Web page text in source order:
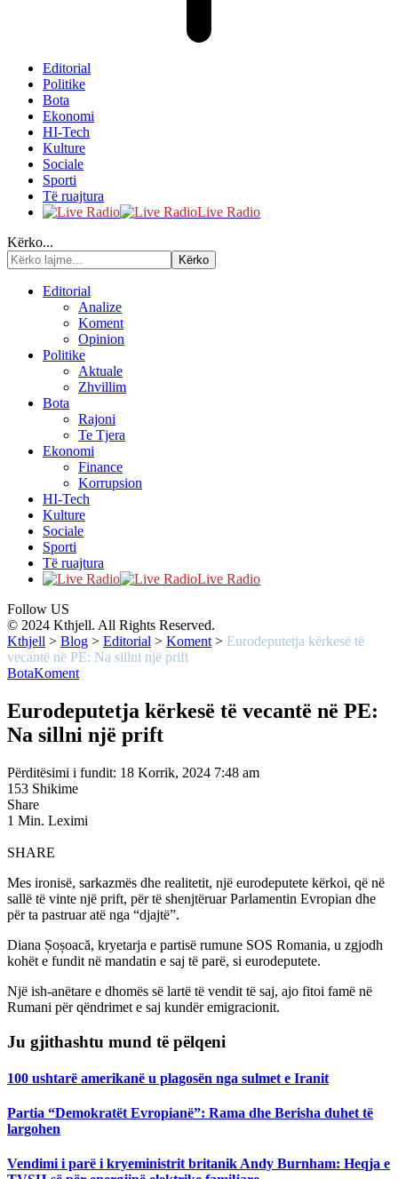
Editorial
Politike
Bota
Ekonomi
HI-Tech
Kulture
Sociale
Sporti
Të ruajtura
Live Radio
Kërko...
Editorial
Analize
Koment
Opinion
Politike
Aktuale
Zhvillim
Bota
Rajoni
Te Tjera
Ekonomi
Finance
Korrupsion
HI-Tech
Kulture
Sociale
Sporti
Të ruajtura
Live Radio
Follow US
© 2024 Kthjell. All Rights Reserved.
Kthjell > Blog > Editorial > Koment > Eurodeputetja kërkesë të
vecantë në PE: Na sillni një prift
BotaKoment
Eurodeputetja kërkesë të vecantë në PE:
Na sillni një prift
Përditësimi i fundit: 18 Korrik, 2024 7:48 am
153 Shikime
Share
1 Min. Leximi
SHARE
Mes ironisë, sarkazmës dhe realitetit, një eurodeputete kërkoi, që në
sallë të vinte një prift, për të shenjtëruar Parlamentin Evropian dhe
për ta pastruar atë nga “djajtë”.
Diana Șoșoacă, kryetarja e partisë rumune SOS Romania, u zgjodh
kohët e fundit në mandatin e saj të parë, si eurodeputete.
Një ish-anëtare e dhomës së lartë të vendit të saj, ajo fitoi famë në
Rumani për qëndrimet e saj kundër emigracionit.
Ju gjithashtu mund të pëlqeni
100 ushtarë amerikanë u plagosën nga sulmet e Iranit
Partia “Demokratët Evropianë”: Rama dhe Berisha duhet të
largohen
Vendimi i parë i kryeministrit britanik Andy Burnham: Heqja e